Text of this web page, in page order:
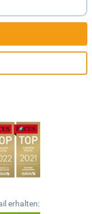
erhalten: